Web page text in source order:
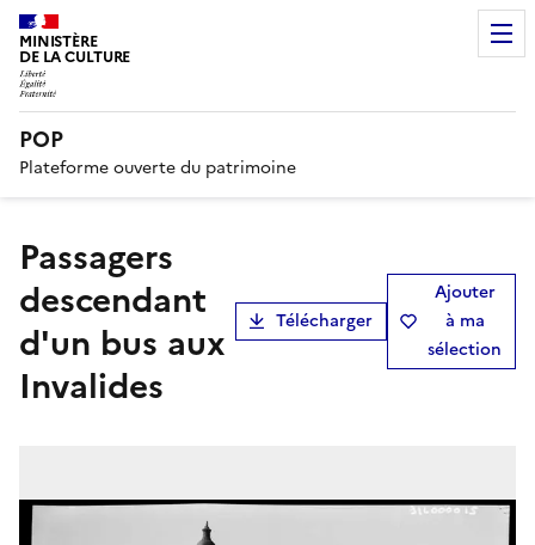
MINISTÈRE
DE LA CULTURE
POP
Plateforme ouverte du patrimoine
Passagers
descendant
d'un bus aux
Invalides
Télécharger
Ajouter
à ma
sélection